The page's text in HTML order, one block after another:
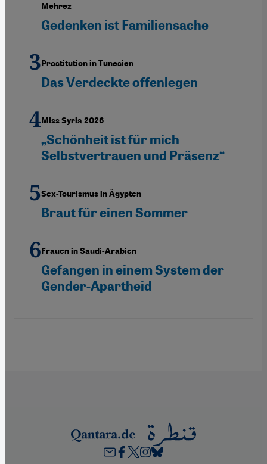
Mehrez
Gedenken ist Familiensache
Prostitution in Tunesien
Das Verdeckte offenlegen
Miss Syria 2026
„Schönheit ist für mich
Selbstvertrauen und Präsenz“
Sex-Tourismus in Ägypten
Braut für einen Sommer
Frauen in Saudi-Arabien
Gefangen in einem System der
Gender-Apartheid